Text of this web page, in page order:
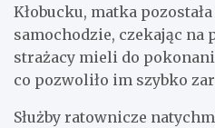
Kłobucku, matka
samochodzie, czekając na
strażacy mieli do
co pozwoliło im szybko
Służby ratownicze